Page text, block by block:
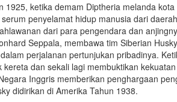
1925, ketika demam Diptheria melanda
penyelamat hidup manusia dari
dari para pengendara dan
Seppala, membawa tim Siberian
perjalanan pertunjukan pribadinya.
dan sekali lagi membuktikan
Inggris memberikan penghargaan
didirikan di Amerika Tahun 1938.